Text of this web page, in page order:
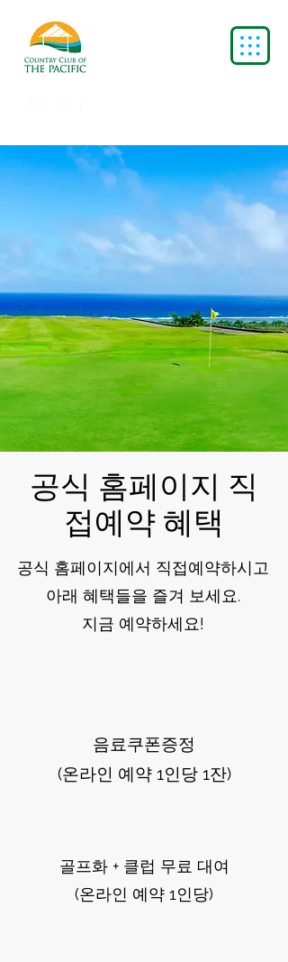
공식 홈페이지 직
접예약 혜택
공식 홈페이지에서 직접예약하시고
아래 혜택들을 즐겨 보세요.
지금 예약하세요!
음료쿠폰증정
(온라인 예약 1인당 1잔)
골프화 + 클럽 무료 대여
(온라인 예약 1인당)